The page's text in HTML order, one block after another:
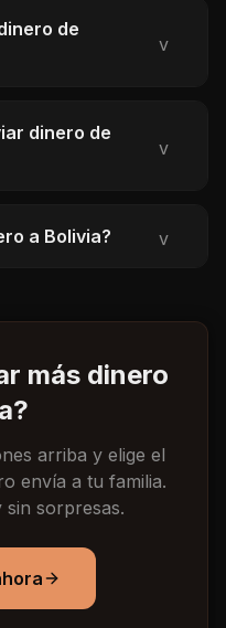
de
v
dinero de
v
a Bolivia? v
más dinero
arriba y elige el
envía a tu familia.
sin sorpresas.